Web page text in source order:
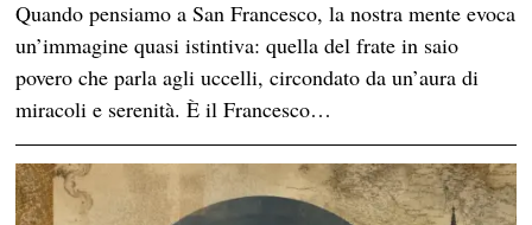
Quando pensiamo a San Francesco, la nostra mente evoca
un’immagine quasi istintiva: quella del frate in saio
povero che parla agli uccelli, circondato da un’aura di
miracoli e serenità. È il Francesco…